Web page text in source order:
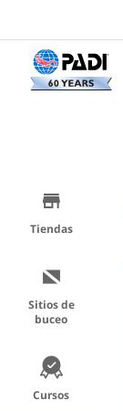
Tiendas
Sitios de
buceo
Cursos